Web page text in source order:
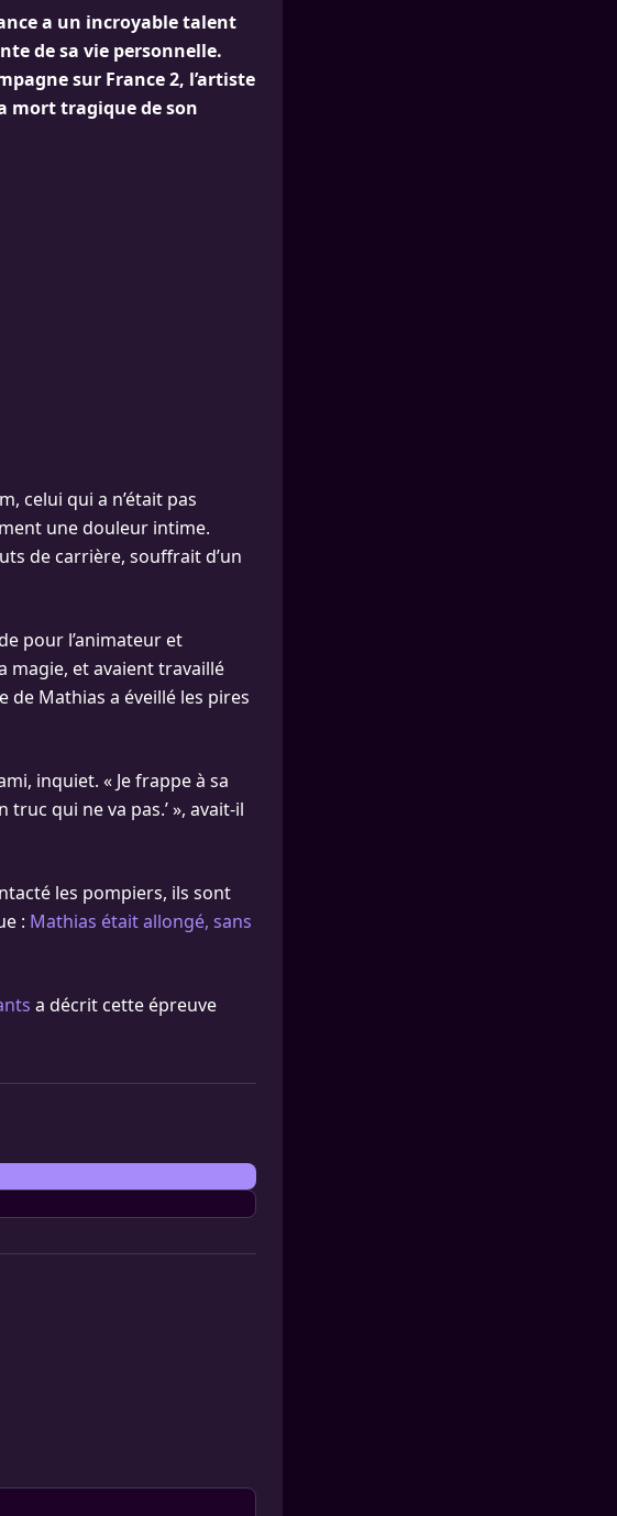
a un incroyable talent
de sa vie personnelle.
sur France 2, l’artiste
mort tragique de son
celui qui a n’était pas
une douleur intime.
de carrière, souffrait d’un
pour l’animateur et
magie, et avaient travaillé
de Mathias a éveillé les pires
inquiet. « Je frappe à sa
truc qui ne va pas.’ », avait-il
les pompiers, ils sont
: Mathias était allongé, sans
a décrit cette épreuve